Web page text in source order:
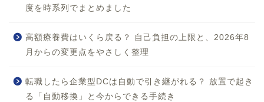
度を時系列でまとめました
高額療養費はいくら戻る？ 自己負担の上限と、2026年8
月からの変更点をやさしく整理
転職したら企業型DCは自動で引き継がれる？ 放置で起き
る「自動移換」と今からできる手続き
プロフィール